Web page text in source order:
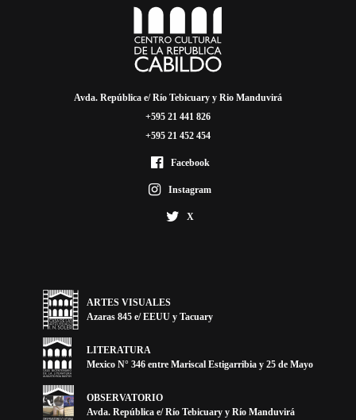
Avda. República e/ Río Tebicuary y Rio Manduvirá
+595 21 441 826
+595 21 452 454
Facebook
Instagram
X
ARTES VISUALES
Azaras 845 e/ EEUU y Tacuary
LITERATURA
Mexico N° 346 entre Mariscal Estigarribia y 25 de Mayo
OBSERVATORIO
Avda. República e/ Río Tebicuary y Río Manduvirá